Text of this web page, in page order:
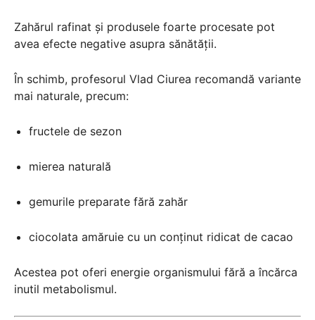
Zahărul rafinat și produsele foarte procesate pot
avea efecte negative asupra sănătății.
În schimb, profesorul Vlad Ciurea recomandă variante
mai naturale, precum:
fructele de sezon
mierea naturală
gemurile preparate fără zahăr
ciocolata amăruie cu un conținut ridicat de cacao
Acestea pot oferi energie organismului fără a încărca
inutil metabolismul.